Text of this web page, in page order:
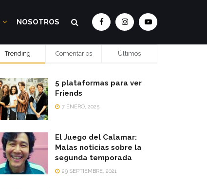
NOSOTROS
Trending Comentarios Últimos
5 plataformas para ver
Friends
7 ENERO, 2025
El Juego del Calamar:
Malas noticias sobre la
segunda temporada
29 SEPTIEMBRE, 2021